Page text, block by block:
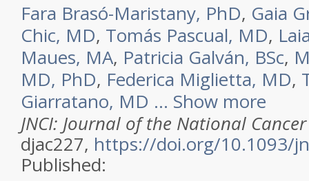
Fara Brasó-Maristany, PhD, Gaia
Chic, MD, Tomás Pascual, MD,
Maues, MA, Patricia Galván, BSc,
MD, PhD, Federica Miglietta, MD,
Giarratano, MD ... Show more
JNCI: Journal of the National
djac227, https://doi.org/10.1093/
Published: